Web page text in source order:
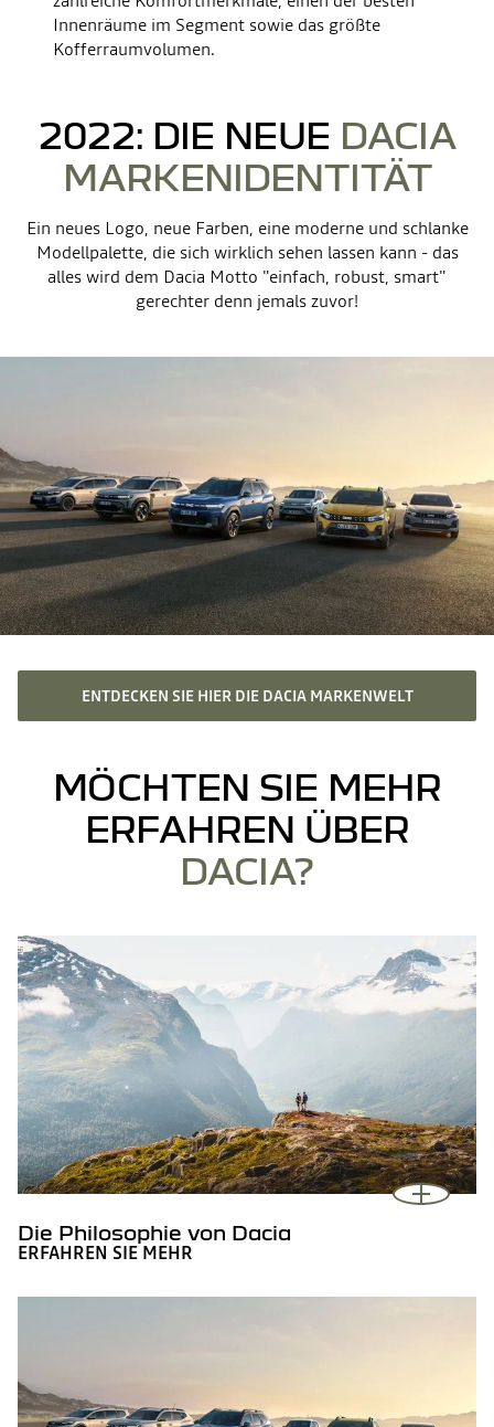
Innenräume im Segment sowie das größte
Kofferraumvolumen.
2022: DIE NEUE DACIA
MARKENIDENTITÄT
Ein neues Logo, neue Farben, eine moderne und schlanke
Modellpalette, die sich wirklich sehen lassen kann - das
alles wird dem Dacia Motto "einfach, robust, smart"
gerechter denn jemals zuvor!
ENTDECKEN SIE HIER DIE DACIA MARKENWELT
MÖCHTEN SIE MEHR
ERFAHREN ÜBER
DACIA?
Die Philosophie von Dacia
ERFAHREN SIE MEHR